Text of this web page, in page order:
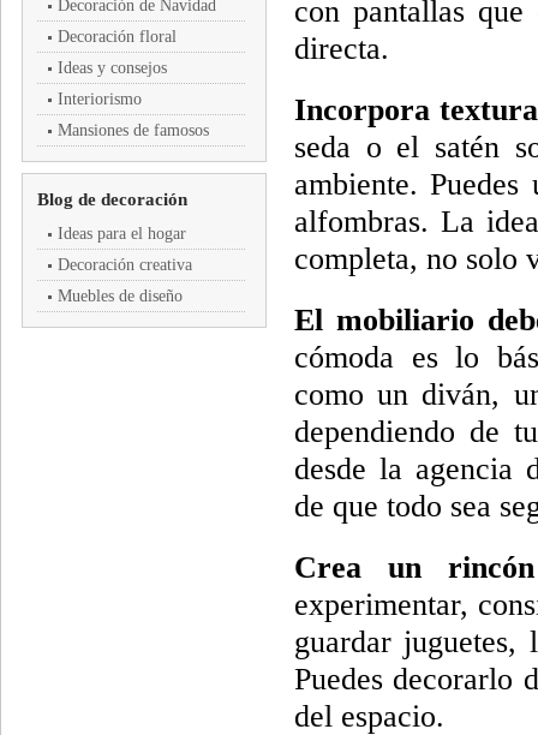
Decoración de Navidad
Decoración floral
Ideas y consejos
Interiorismo
Mansiones de famosos
Blog de decoración
Ideas para el hogar
Decoración creativa
Muebles de diseño
con pantallas
directa.
Incorpora
seda o el satén
ambiente.
alfombras. La
completa, no solo
El mobiliario
cómoda es lo
como un diván,
dependiendo de
desde la agencia
de que todo sea
Crea un
experimentar,
guardar juguetes,
Puedes decorarlo
del espacio.